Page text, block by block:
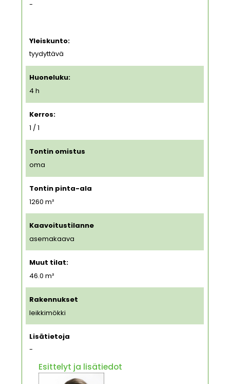
-
Yleiskunto:
tyydyttävä
Huoneluku:
4 h
Kerros:
1 / 1
Tontin omistus
oma
Tontin pinta-ala
1260m²
Kaavoitustilanne
asemakaava
Muut tilat:
46.0 m²
Rakennukset
leikkimökki
Lisätietoja
-
Esittelyt ja lisätiedot